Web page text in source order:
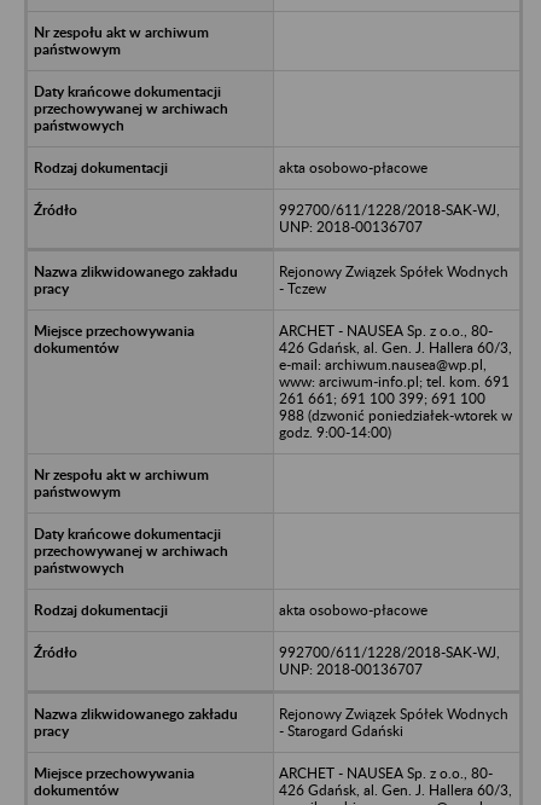
akta osobowo-płacowe
992700/611/1228/2018-SAK-WJ,
UNP: 2018-00136707
Rejonowy Związek Spółek Wodnych
- Tczew
ARCHET - NAUSEA Sp. z o.o., 80-
426 Gdańsk, al. Gen. J. Hallera 60/3,
e-mail: archiwum.nausea@wp.pl,
www: arciwum-info.pl; tel. kom. 691
261 661; 691 100 399; 691 100
988 (dzwonić poniedziałek-wtorek w
godz. 9:00-14:00)
akta osobowo-płacowe
992700/611/1228/2018-SAK-WJ,
UNP: 2018-00136707
Rejonowy Związek Spółek Wodnych
- Starogard Gdański
ARCHET - NAUSEA Sp. z o.o., 80-
426 Gdańsk, al. Gen. J. Hallera 60/3,